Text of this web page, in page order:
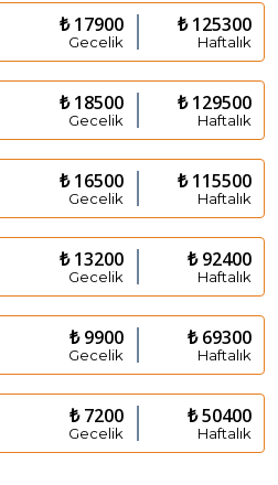
₺ 17900
Gecelik
₺ 125300
Haftalık
₺ 18500
Gecelik
₺ 129500
Haftalık
₺ 16500
Gecelik
₺ 115500
Haftalık
₺ 13200
Gecelik
₺ 92400
Haftalık
₺ 9900
Gecelik
₺ 69300
Haftalık
₺ 7200
Gecelik
₺ 50400
Haftalık